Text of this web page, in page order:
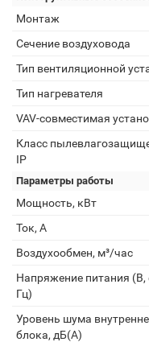
Монтаж
Сечение воздуховода
Тип вентиляционной
Тип нагревателя
VAV-совместимая
Класс
IP
Параметры работы
Мощность, кВт
Ток, А
Воздухообмен, м³/час
Напряжение питания (В,
Гц)
Уровень шума
блока, дБ(А)